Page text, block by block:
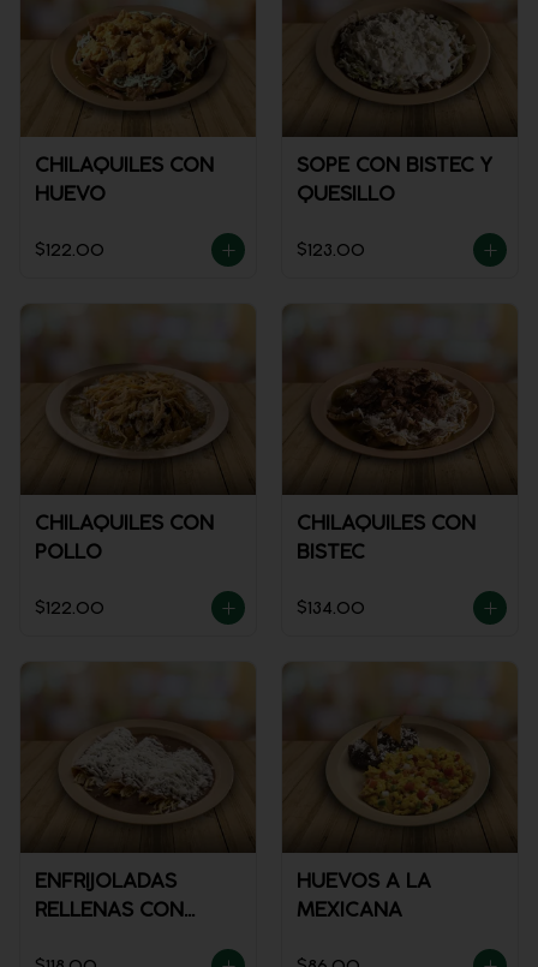
CHILAQUILES CON
HUEVO
$122.00
SOPE CON BISTEC Y
QUESILLO
$123.00
CHILAQUILES CON
POLLO
$122.00
CHILAQUILES CON
BISTEC
$134.00
ENFRIJOLADAS
RELLENAS CON
HUEVOS A LA
MEXICANA